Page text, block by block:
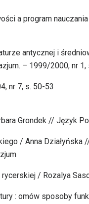
a program
antycznej i
– 1999/2000, nr 1,
nr 7, s. 50-53
Grondek // Język
/ Anna
/ Rozalya
: omów sposoby